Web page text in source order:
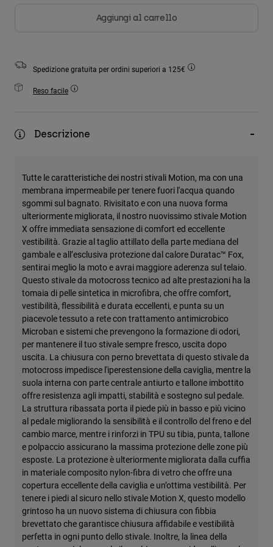
Cappelli e Berretti
Vedi tutto
Aggiungi al carrello
Spedizione gratuita per ordini superiori a 125€
Reso facile
Descrizione
Tutte le caratteristiche dei nostri stivali Motion, ma con una
membrana impermeabile per tenere fuori l'acqua quando
sgommi sul bagnato. Rivisitato e con una nuova forma
ulteriormente migliorata, il nostro nuovissimo stivale Motion
X offre immediata sensazione di comfort ed eccellente
vestibilità. Grazie al taglio attillato della parte mediana del
gambale e all’esclusiva protezione dal calore Duratac™ Fox,
sentirai meglio la moto e avrai maggiore aderenza sul telaio.
Questo stivale da motocross tecnico ad alte prestazioni ha la
tomaia di pelle sintetica in microfibra, che offre comfort,
vestibilità, flessibilità e durata eccellenti, e punta su un
piacevole tessuto a rete con trattamento antimicrobico
Microban e sistemi che prevengono la formazione di odori,
per mantenere il tuo stivale sempre fresco, uscita dopo
uscita. La chiusura con perno brevettata di questo stivale da
motocross impedisce l'iperestensione della caviglia, mentre la
suola interna con parte centrale antiurto e tallone imbottito
offre resistenza agli impatti, stabilità e sostegno sul pedale.
La struttura ribassata porta il piede più in basso e più vicino
al pedale migliorando la sensibilità e il controllo del freno e del
cambio marce, mentre i rinforzi in TPU su tibia, punta, tallone
e polpaccio assicurano la massima protezione delle zone più
esposte. La protezione è ulteriormente migliorata dalla cuffia
in materiale composito nylon-fibra di vetro che offre una
copertura eccellente della caviglia e un’ottima vestibilità. Per
tenere i piedi al sicuro nello stivale Motion X, questo modello
grintoso ha un nuovo sistema di chiusura con fibbia
brevettato che garantisce chiusura affidabile e vestibilità
perfetta in ogni punto dello stivale. Inoltre, la linea della